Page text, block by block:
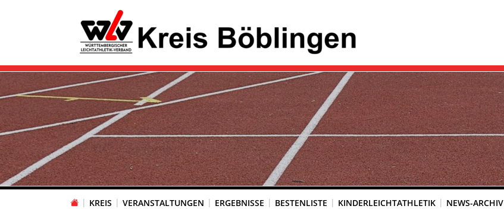
KREIS VERANSTALTUNGEN ERGEBNISSE BESTENLISTE KINDERLEICHTATHLETIK NEWS-ARCHIV